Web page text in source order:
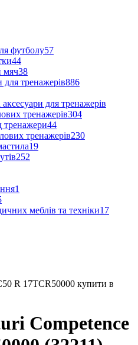
футболу57
44
мяч38
для тренажерів886
для тренажерів
тренажерів304
тренажери44
тренажерів230
19
252
1
меблів та техніки17
R 17TCR50000 купити в
Competence